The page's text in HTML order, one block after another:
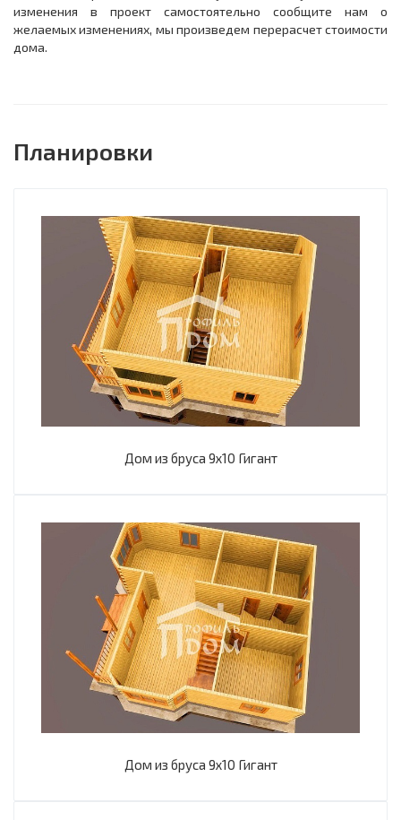
изменения в проект самостоятельно сообщите нам о
желаемых изменениях, мы произведем перерасчет стоимости
дома.
Планировки
Дом из бруса 9х10 Гигант
Дом из бруса 9х10 Гигант